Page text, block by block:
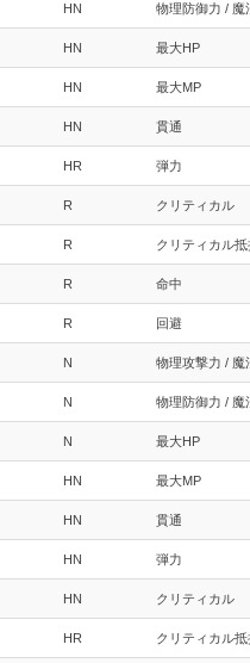
HN 物理防御力 / 魔
HN 最大HP
HN 最大MP
HN 貫通
HR 弾力
R クリティカル
R クリティカル抵
R 命中
R 回避
N 物理攻撃力 / 魔
N 物理防御力 / 魔
N 最大HP
HN 最大MP
HN 貫通
HN 弾力
HN クリティカル
HR クリティカル抵